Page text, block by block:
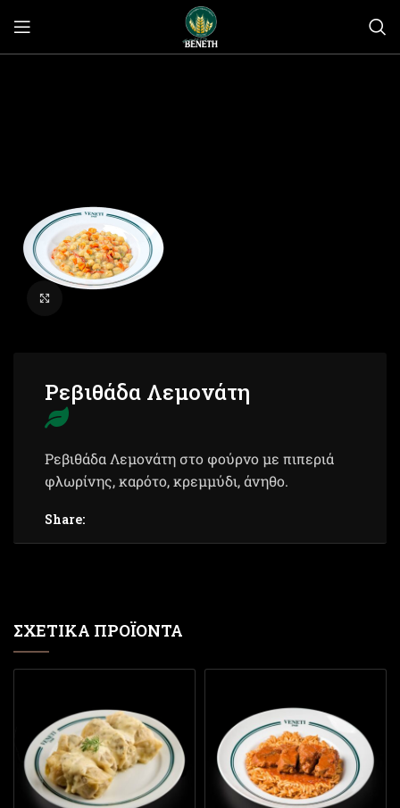
Ρεβιθάδα Λεμονάτη
Ρεβιθάδα Λεμονάτη στο φούρνο με πιπεριά
φλωρίνης, καρότο, κρεμμύδι, άνηθο.
Share:
ΣΧΕΤΙΚΆ ΠΡΟΪΌΝΤΑ